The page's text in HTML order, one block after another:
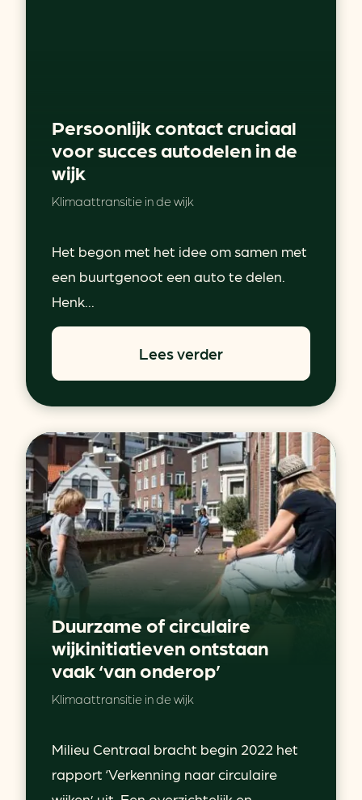
Persoonlijk contact cruciaal
voor succes autodelen in de
wijk
Klimaattransitie in de wijk
Het begon met het idee om samen met
een buurtgenoot een auto te delen.
Henk...
Lees verder
Duurzame of circulaire
wijkinitiatieven ontstaan
vaak ‘van onderop’
Klimaattransitie in de wijk
Milieu Centraal bracht begin 2022 het
rapport ‘Verkenning naar circulaire